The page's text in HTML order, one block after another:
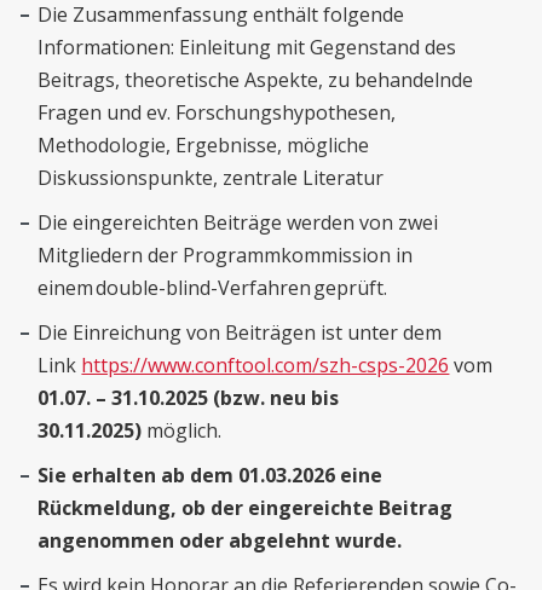
Die Zusammenfassung enthält folgende
Informationen: Einleitung mit Gegenstand des
Beitrags, theoretische Aspekte, zu behandelnde
Fragen und ev. Forschungshypothesen,
Methodologie, Ergebnisse, mögliche
Diskussionspunkte, zentrale Literatur
Die eingereichten Beiträge werden von zwei
Mitgliedern der Programmkommission in
einem double-blind-Verfahren geprüft.
Die Einreichung von Beiträgen ist unter dem
Link https://www.conftool.com/szh-csps-2026 vom
01.07. – 31.10.2025 (bzw. neu bis
30.11.2025) möglich.
Sie erhalten ab dem 01.03.2026 eine
Rückmeldung, ob der eingereichte Beitrag
angenommen oder abgelehnt wurde.